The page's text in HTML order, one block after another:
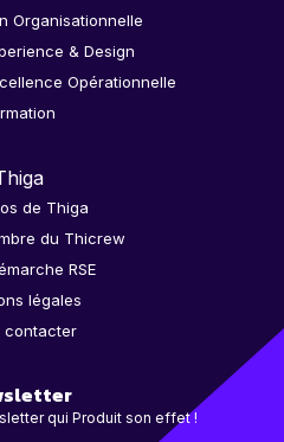
Organisationnelle
& Design
Opérationnelle
de Thiga
du Thicrew
RSE
légales
contacter
qui Produit son effet !